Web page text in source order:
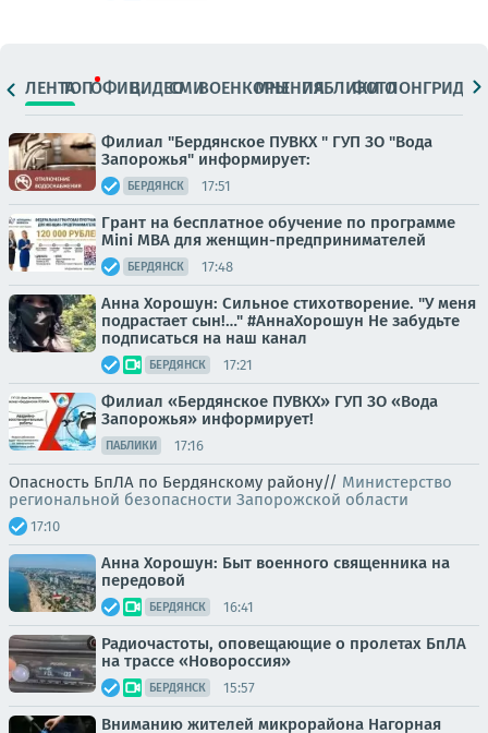
ЛЕНТАТОПОФИЦ.ВИДЕОСМИВОЕНКОРЫМНЕНИЯПАБЛИКИ
ФОТОЛОНГРИДЫ
Филиал "Бердянское ПУВКХ " ГУП ЗО "Вода
Запорожья" информирует:
БЕРДЯНСК 17:51
Грант на бесплатное обучение по программе
Mini MBA для женщин-предпринимателей
БЕРДЯНСК 17:48
Анна Хорошун: Сильное стихотворение. "У меня
подрастает сын!…" #АннаХорошун Не забудьте
подписаться на наш канал
БЕРДЯНСК 17:21
Филиал «Бердянское ПУВКХ» ГУП ЗО «Вода
Запорожья» информирует!
ПАБЛИКИ 17:16
Опасность БпЛА по Бердянскому району// Министерство
региональной безопасности Запорожской области
17:10
Анна Хорошун: Быт военного священника на
передовой
БЕРДЯНСК 16:41
Радиочастоты, оповещающие о пролетах БпЛА
на трассе «Новороссия»
БЕРДЯНСК 15:57
Вниманию жителей микрорайона Нагорная